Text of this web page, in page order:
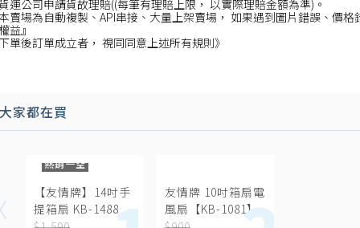
運公司申請貨故理賠((每筆有理賠上限， 以實際理賠金額為準)。
本賣場為自動複製、API串接、大量上架賣場， 如果遇到圖片錯誤、價
益』
下單後訂單成立者， 視同同意上述所有規則》
大家都在買
熱銷一空
【友情牌】14吋手
提箱扇 KB-1488
友情牌 10吋箱扇電
風扇【KB-1081】